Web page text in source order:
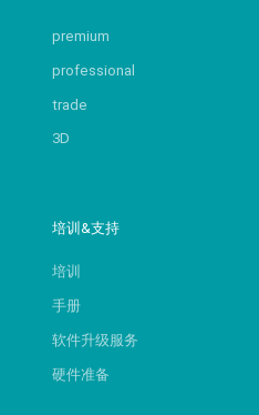
premium
professional
trade
3D
培训&支持
培训
手册
软件升级服务
硬件准备